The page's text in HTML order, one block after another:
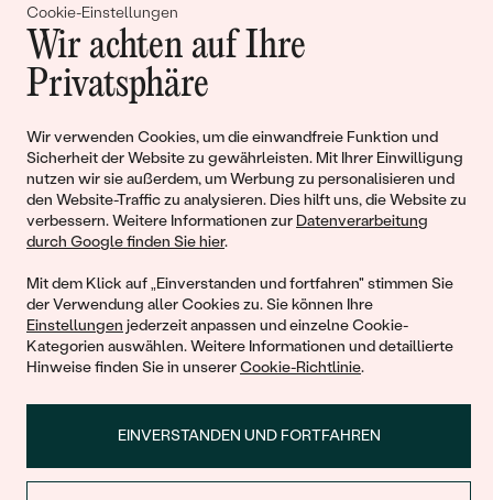
Cookie-Einstellungen
Wir achten auf Ihre
Privatsphäre
Wir verwenden Cookies, um die einwandfreie Funktion und
Sicherheit der Website zu gewährleisten. Mit Ihrer Einwilligung
nutzen wir sie außerdem, um Werbung zu personalisieren und
den Website-Traffic zu analysieren. Dies hilft uns, die Website zu
verbessern. Weitere Informationen zur Datenverarbeitung
durch Google finden Sie hier.
Mit dem Klick auf „Einverstanden und fortfahren" stimmen Sie
der Verwendung aller Cookies zu. Sie können Ihre
Einstellungen jederzeit anpassen und einzelne Cookie-
Kategorien auswählen. Weitere Informationen und detaillierte
Hinweise finden Sie in unsererCookie-Richtlinie.
EINVERSTANDEN UND FORTFAHREN
Gemeinsam erschaffen wir
Geschichten von Schönheit und
Liebe
Begleiten Sie uns!